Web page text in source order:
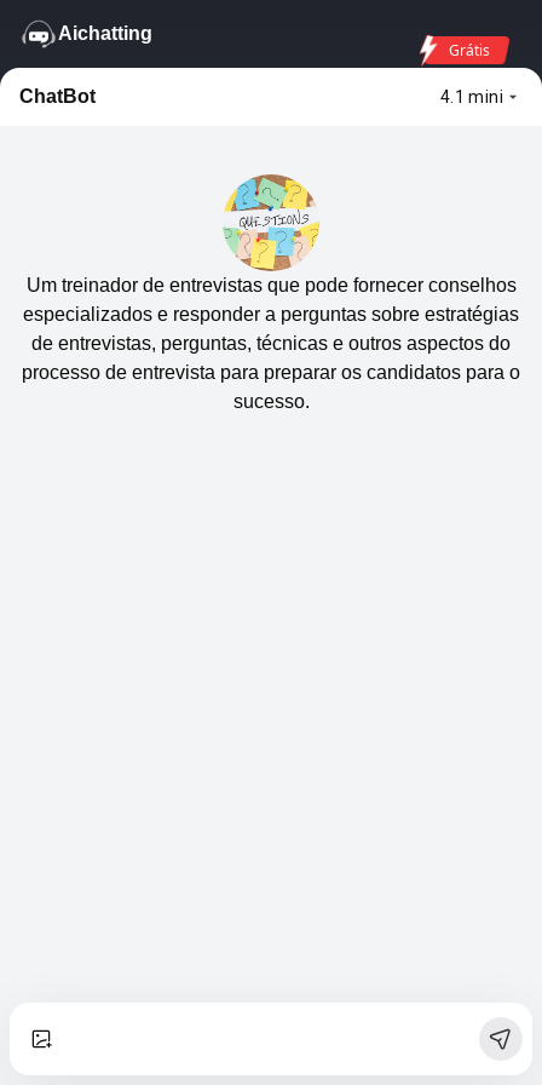
Aichatting
Grátis
ChatBot 4.1 mini
Um treinador de entrevistas que pode fornecer conselhos
especializados e responder a perguntas sobre estratégias
de entrevistas, perguntas, técnicas e outros aspectos do
processo de entrevista para preparar os candidatos para o
sucesso.